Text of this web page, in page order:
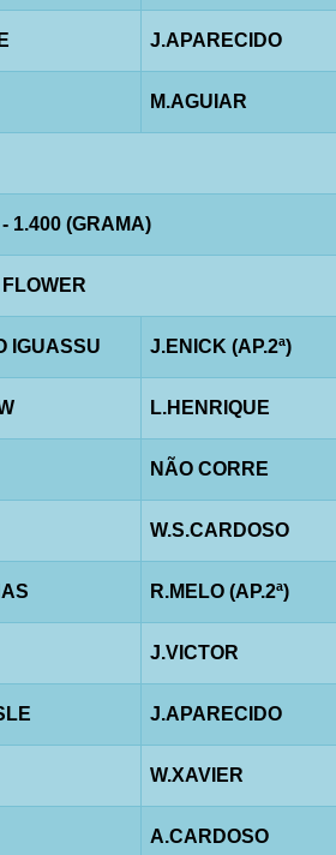
J.APARECIDO
M.AGUIAR
1.400 (GRAMA)
IGUASSU J.ENICK (AP.2ª)
L.HENRIQUE
NÃO CORRE
W.S.CARDOSO
R.MELO (AP.2ª)
J.VICTOR
J.APARECIDO
W.XAVIER
A.CARDOSO